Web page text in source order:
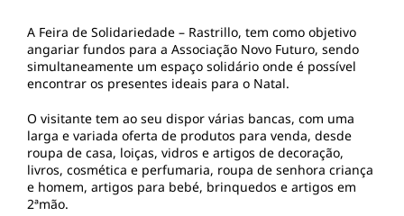
A Feira de Solidariedade – Rastrillo, tem como objetivo
angariar fundos para a Associação Novo Futuro, sendo
simultaneamente um espaço solidário onde é possível
encontrar os presentes ideais para o Natal.
O visitante tem ao seu dispor várias bancas, com uma
larga e variada oferta de produtos para venda, desde
roupa de casa, loiças, vidros e artigos de decoração,
livros, cosmética e perfumaria, roupa de senhora criança
e homem, artigos para bebé, brinquedos e artigos em
2ªmão.